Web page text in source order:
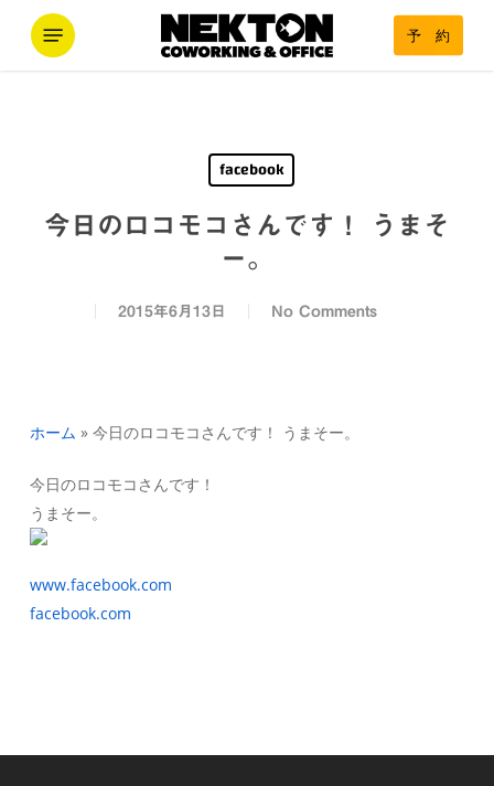
予 約
Menu
facebook
今日のロコモコさんです！ うまそ
ー。
2015年6月13日 No Comments
ホーム » 今日のロコモコさんです！ うまそー。
今日のロコモコさんです！
うまそー。
www.facebook.com
facebook.com